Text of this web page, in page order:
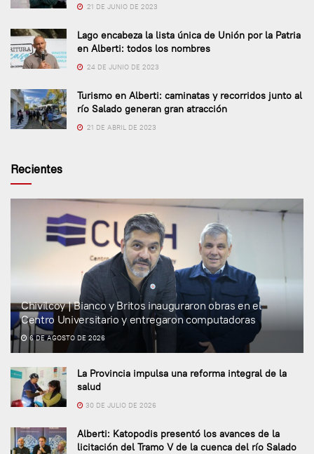
21 DE JUNIO DE 2023
Lago encabeza la lista única de Unión por la Patria
en Alberti: todos los nombres
24 DE JUNIO DE 2023
Turismo en Alberti: caminatas y recorridos junto al
río Salado generan gran atracción
21 DE ABRIL DE 2023
Recientes
Chivilcoy | Bianco y Britos inauguraron obras en el
Centro Universitario y entregaron computadoras
6 DE AGOSTO DE 2026
La Provincia impulsa una reforma integral de la
salud
30 DE JULIO DE 2026
Alberti: Katopodis presentó los avances de la
licitación del Tramo V de la cuenca del río Salado